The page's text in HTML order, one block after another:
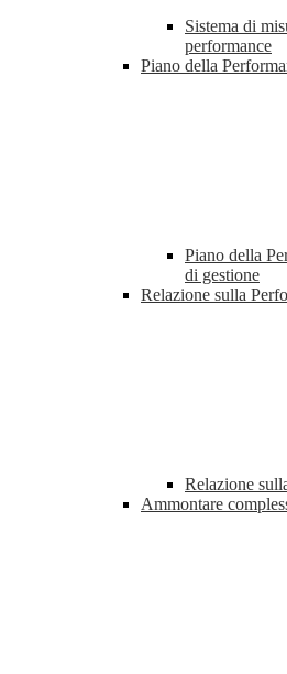
Sistema di
performance
Piano della
Piano della
di gestione
Relazione sulla
Relazione
Ammontare